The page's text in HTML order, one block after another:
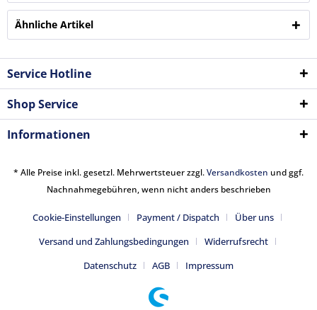
Ähnliche Artikel
Service Hotline
Shop Service
Informationen
* Alle Preise inkl. gesetzl. Mehrwertsteuer zzgl.Versandkosten und ggf.
Nachnahmegebühren, wenn nicht anders beschrieben
Cookie-Einstellungen Payment / Dispatch
Über uns
Versand und Zahlungsbedingungen
Widerrufsrecht
Datenschutz
AGB Impressum